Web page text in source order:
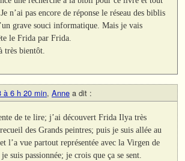
n’ai pas encore de réponse le réseau des biblis
grave souci informatique. Mais je vais
le Frida par Frida.
très bientôt.
à 6 h 20 min, Anne a dit :
de te lire; j’ai découvert Frida Ilya très
des Grands peintres; puis je suis allée au
l’a vue partout représentée avec la Virgen de
suis passionnée; je crois que ça se sent.